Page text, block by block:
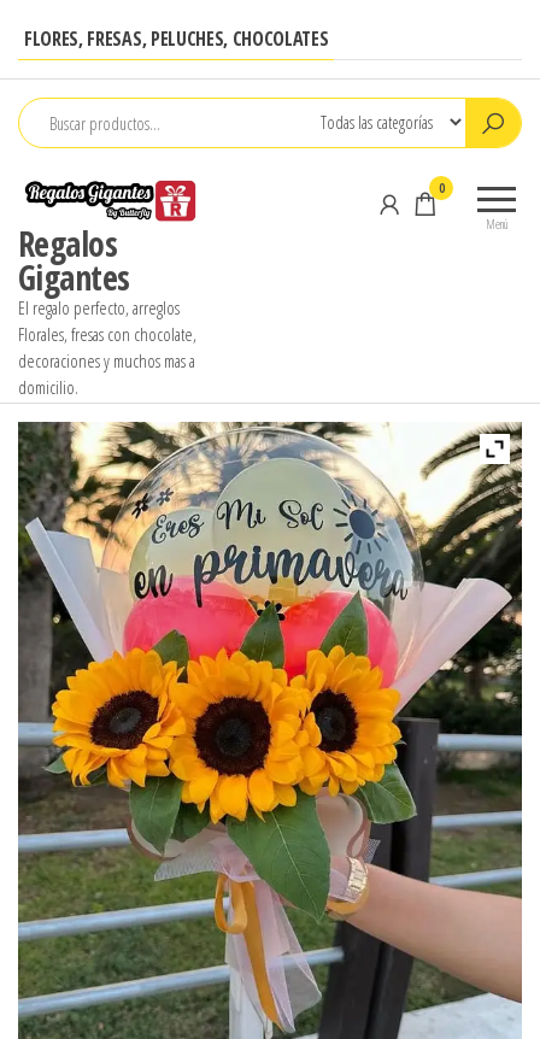
contenido
FLORES, FRESAS, PELUCHES, CHOCOLATES
Regalos
Gigantes
El regalo perfecto, arreglos
Florales, fresas con chocolate,
decoraciones y muchos mas a
domicilio.
Menú
0